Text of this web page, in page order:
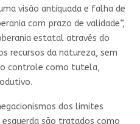
visão antiquada e falha de
com prazo de validade”,
estatal através do
recursos da natureza, sem
controle como tutela,
dos limites
são tratados como